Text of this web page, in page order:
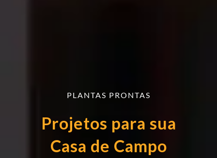
PLANTAS PRONTAS
Projetos para sua
Casa de Campo